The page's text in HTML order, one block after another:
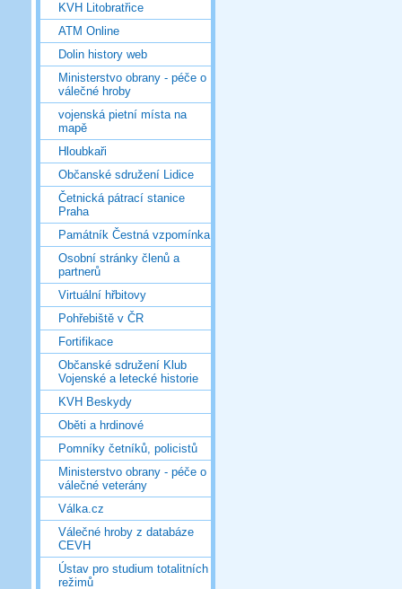
KVH Litobratřice
ATM Online
Dolin history web
Ministerstvo obrany - péče o
válečné hroby
vojenská pietní místa na
mapě
Hloubkaři
Občanské sdružení Lidice
Četnická pátrací stanice
Praha
Památník Čestná vzpomínka
Osobní stránky členů a
partnerů
Virtuální hřbitovy
Pohřebiště v ČR
Fortifikace
Občanské sdružení Klub
Vojenské a letecké historie
KVH Beskydy
Oběti a hrdinové
Pomníky četníků, policistů
Ministerstvo obrany - péče o
válečné veterány
Válka.cz
Válečné hroby z databáze
CEVH
Ústav pro studium totalitních
režimů